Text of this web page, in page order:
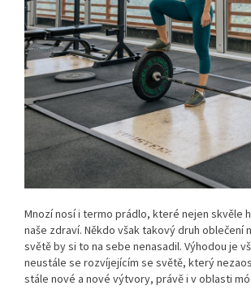
Mnozí nosí i termo prádlo, které nejen skvěle
naše zdraví. Někdo však takový druh oblečení
světě by si to na sebe nenasadil. Výhodou je
neustále se rozvíjejícím se světě, který
stále nové a nové výtvory, právě i v oblasti